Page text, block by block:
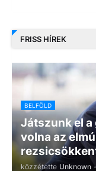
FRISS HÍREK
BELFÖLD
Játszunk el
volna az
közzétette Unknown -